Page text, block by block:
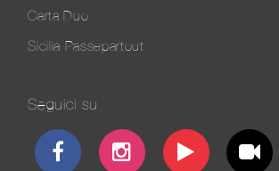
Carta Duo
Sicilia Passepartout
Seguici su